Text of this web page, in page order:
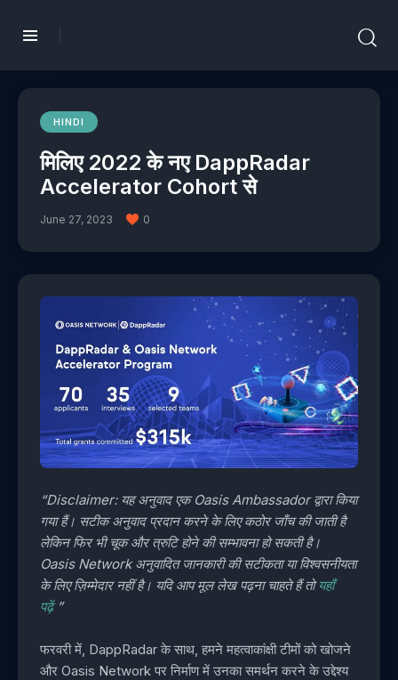
HINDI
मिलिए 2022 के नए DappRadar
Accelerator Cohort से
June 27, 2023 0
“Disclaimer: यह अनुवाद एक Oasis Ambassador द्वारा किया
गया हैं। सटीक अनुवाद प्रदान करने के लिए कठोर जाँच की जाती है
लेकिन फिर भी चूक और त्रुटि होने की सम्भावना हो सकती है।
Oasis Network अनुवादित जानकारी की सटीकता या विश्वसनीयता
के लिए ज़िम्मेदार नहीं है। यदि आप मूल लेख पढ़ना चाहते हैं तोयहाँ
पढ़ें ”
फरवरी में, DappRadar के साथ, हमने महत्वाकांक्षी टीमों को खोजने
और Oasis Network पर निर्माण में उनका समर्थन करने के उद्देश्य